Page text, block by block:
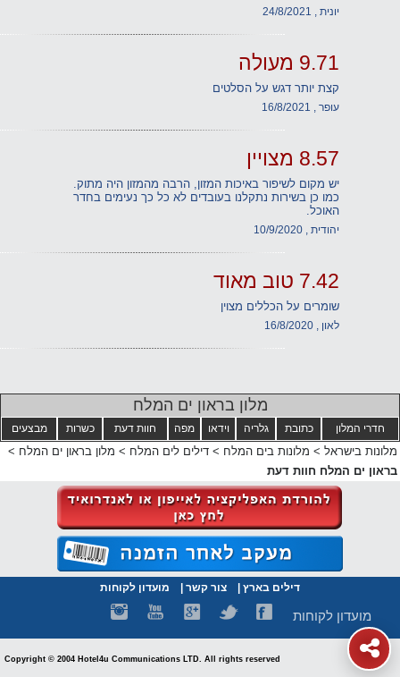
יונית , 24/8/2021
9.71 מעולה
קצת יותר דגש על הסלטים
עופר , 16/8/2021
8.57 מצויין
יש מקום לשיפור באיכות המזון, הרבה מהמזון היה מתוק.
כמו כן בשירות נתקלנו בעובדים לא כל כך נעימים בחדר
האוכל.
יהודית , 10/9/2020
7.42 טוב מאוד
שומרים על הכללים מצוין
לאון , 16/8/2020
מלון בראון ים המלח
מבצעים כשרות חוות דעת מפה וידאו גלריה כתובת חדרי המלון
מלונות בישראל > מלונות בים המלח > דילים לים המלח > מלון בראון ים המלח >
בראון ים המלח חוות דעת
דילים בארץ צור קשר מועדון לקוחות
מועדון לקוחות
Copyright © 2004 Hotel4u Communications LTD. All rights reserved